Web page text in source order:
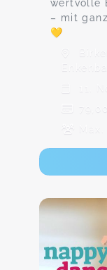
wertvolle
– mit
💛
11.